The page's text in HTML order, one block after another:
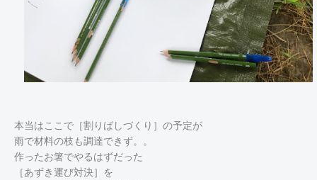
本当はここで［割りばしづくり］の予定が
雨で材料の枝も調達できず。。
作ったお箸でやるはずだった
［あずき運び対決］を